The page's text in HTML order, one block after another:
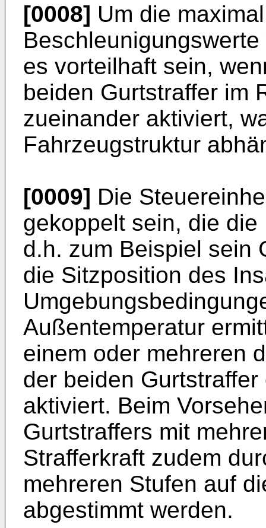
[0008] Um die
es vorteilhaft sein,
beiden Gurtstraffer im
zueinander aktiviert,
Fahrzeugstruktur
[0009] Die
gekoppelt sein, die
d.h. zum Beispiel sein
die Sitzposition des
Außentemperatur
einem oder mehreren
der beiden
aktiviert. Beim
Gurtstraffers mit
Strafferkraft zudem
mehreren Stufen auf
abgestimmt werden.